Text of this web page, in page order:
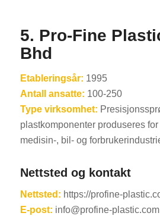
5. Pro-Fine
Bhd
Etableringsår: 1995
Antall ansatte: 100-250
Type virksomhet:
plastkomponenter produseres
medisin-, bil- og
Nettsted og kontakt
Nettsted: https://profine-
E-post: info@profine-plastic.com